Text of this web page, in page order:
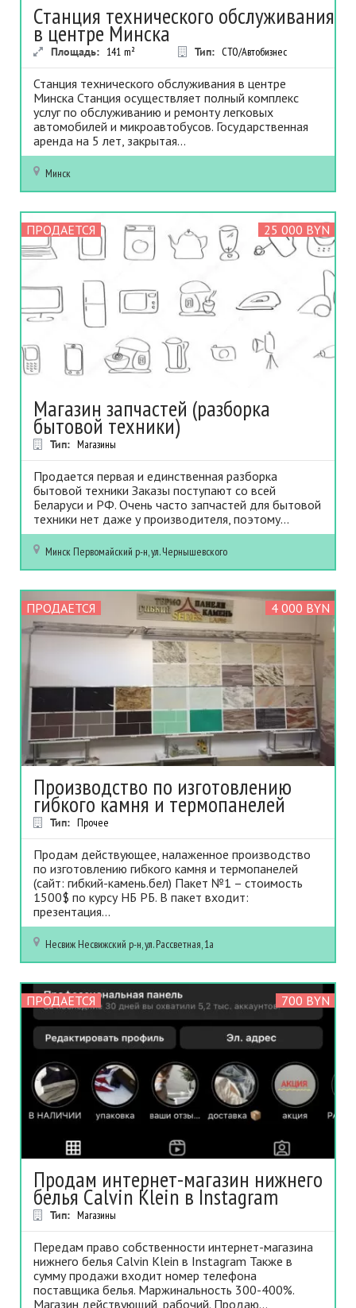
Станция технического обслуживания
в центре Минска
Площадь: 141 m² Тип: СТО/Автобизнес
Станция технического обслуживания в центре
Минска Станция осуществляет полный комплекс
услуг по обслуживанию и ремонту легковых
автомобилей и микроавтобусов. Государственная
аренда на 5 лет, закрытая...
Минск
ПРОДАЕТСЯ 25 000 BYN
Магазин запчастей (разборка
бытовой техники)
Тип: Магазины
Продается первая и единственная разборка
бытовой техники Заказы поступают со всей
Беларуси и РФ. Очень часто запчастей для бытовой
техники нет даже у производителя, поэтому...
Минск Первомайский р-н, ул. Чернышевского
ПРОДАЕТСЯ 4 000 BYN
Производство по изготовлению
гибкого камня и термопанелей
Тип: Прочее
Продам действующее, налаженное производство
по изготовлению гибкого камня и термопанелей
(сайт: гибкий-камень.бел) Пакет №1 – стоимость
1500$ по курсу НБ РБ. В пакет входит:
презентация...
Несвиж Несвижский р-н, ул. Рассветная, 1а
ПРОДАЕТСЯ 700 BYN
Продам интернет-магазин нижнего
белья Calvin Klein в Instagram
Тип: Магазины
Передам право собственности интернет-магазина
нижнего белья Calvin Klein в Instagram Также в
сумму продажи входит номер телефона
поставщика белья. Маржинальность 300-400%.
Магазин действующий, рабочий. Продаю...